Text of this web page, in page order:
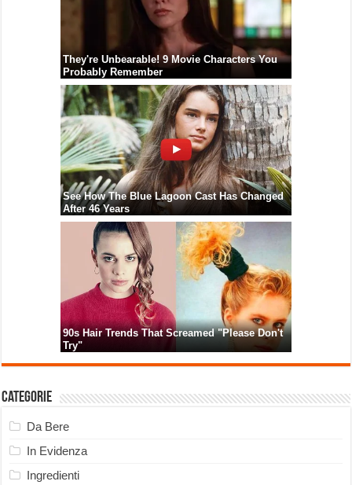
Categorie
Da Bere
In Evidenza
Ingredienti